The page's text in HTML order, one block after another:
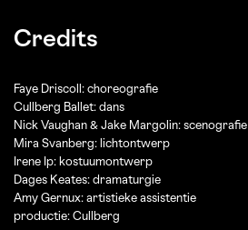
Credits
Faye Driscoll: choreografie
Cullberg Ballet: dans
Nick Vaughan & Jake Margolin: scenografie
Mira Svanberg: lichtontwerp
Irene Ip: kostuumontwerp
Dages Keates: dramaturgie
Amy Gernux: artistieke assistentie
productie: Cullberg